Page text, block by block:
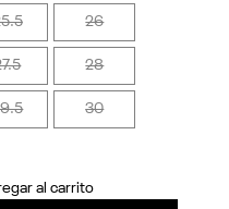
26
28
30
al carrito